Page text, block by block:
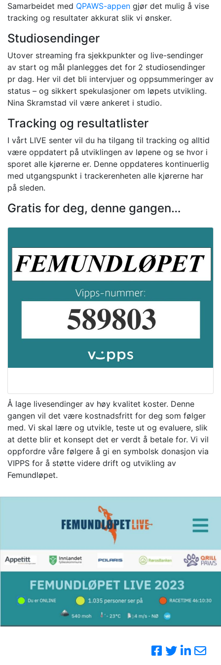
Samarbeidet med QPAWS-appen gjør det mulig å vise
tracking og resultater akkurat slik vi ønsker.
Studiosendinger
Utover streaming fra sjekkpunkter og live-sendinger
av start og mål planlegges det for 2 studiosendinger
pr dag. Her vil det bli intervjuer og oppsummeringer av
status – og sikkert spekulasjoner om løpets utvikling.
Nina Skramstad vil være ankeret i studio.
Tracking og resultatlister
I vårt LIVE senter vil du ha tilgang til tracking og alltid
være oppdatert på utviklingen av løpene og se hvor i
sporet alle kjørerne er. Denne oppdateres kontinuerlig
med utgangspunkt i trackerenheten alle kjørerne har
på sleden.
Gratis for deg, denne gangen…
Å lage livesendinger av høy kvalitet koster. Denne
gangen vil det være kostnadsfritt for deg som følger
med. Vi skal lære og utvikle, teste ut og evaluere, slik
at dette blir et konsept det er verdt å betale for. Vi vil
oppfordre våre følgere å gi en symbolsk donasjon via
VIPPS for å støtte videre drift og utvikling av
Femundløpet.